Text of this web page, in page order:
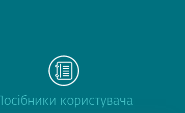
Посібники користувача